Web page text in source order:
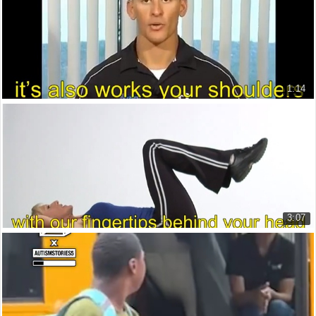
1:14
3:07
Những bài tập thể dục tại nhà giúp giảm cân nh...
How to lose after-pregnance weig...